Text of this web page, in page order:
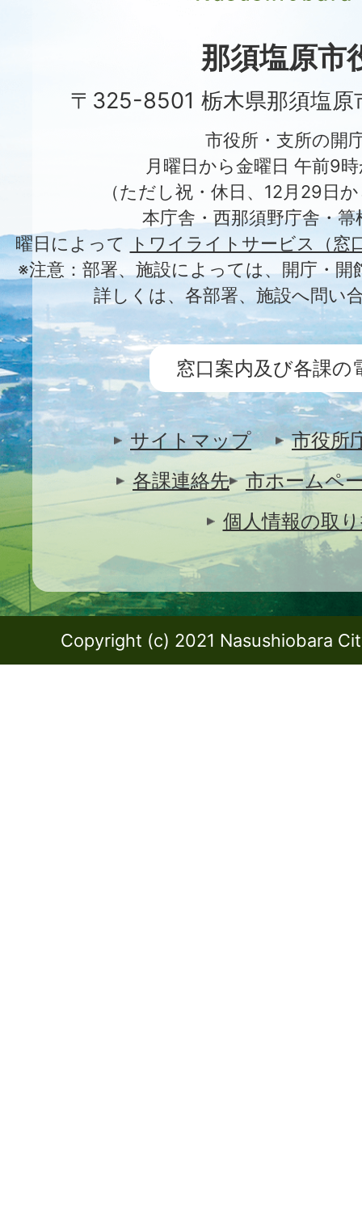
City
那須塩原市
〒325-8501 栃木県那須塩原
市役所・支所の開
月曜日から金曜日 午前9
（ただし祝・休日、12月29日
本庁舎・西那須野庁舎・
曜日によって
トワイライトサービス（窓
※注意：部署、施設によっては、開庁・
詳しくは、各部署、施設へ問い
窓口案内及び各課の
サイトマップ
市役所
各課連絡先
市ホームペ
個人情報の取
Copyright (c) 2021 Nasushiobara